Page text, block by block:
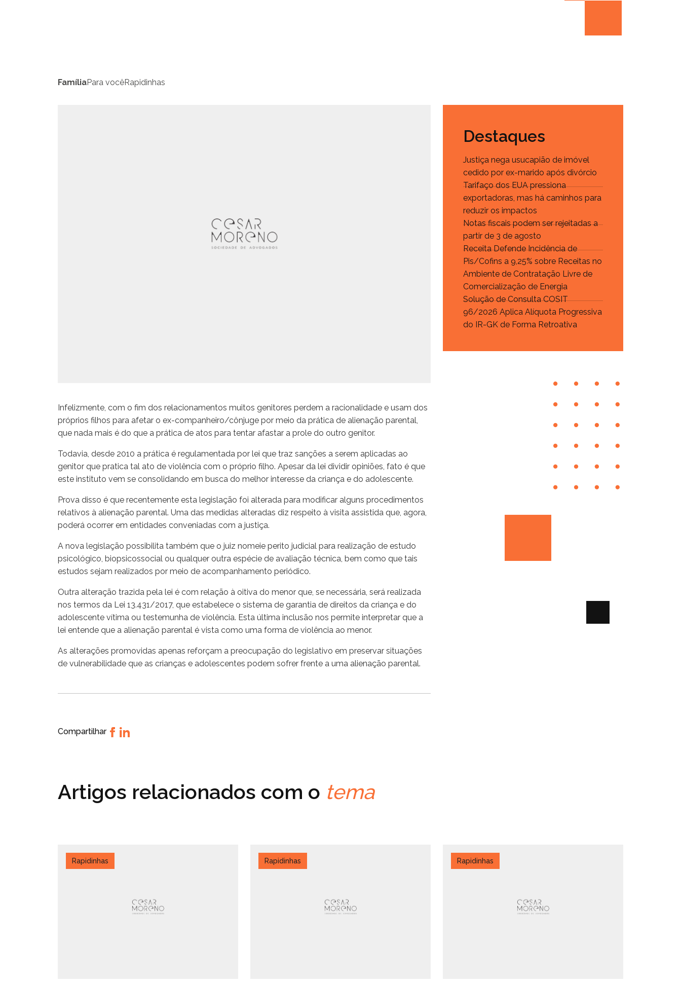
FamíliaPara vocêRapidinhas
Infelizmente, com o fim dos relacionamentos muitos genitores perdem a racionalidade e usam dos
próprios filhos para afetar o ex-companheiro/cônjuge por meio da prática de alienação parental,
que nada mais é do que a prática de atos para tentar afastar a prole do outro genitor.
Todavia, desde 2010 a prática é regulamentada por lei que traz sanções a serem aplicadas ao
genitor que pratica tal ato de violência com o próprio filho. Apesar da lei dividir opiniões, fato é que
este instituto vem se consolidando em busca do melhor interesse da criança e do adolescente.
Prova disso é que recentemente esta legislação foi alterada para modificar alguns procedimentos
relativos à alienação parental. Uma das medidas alteradas diz respeito à visita assistida que, agora,
poderá ocorrer em entidades conveniadas com a justiça.
A nova legislação possibilita também que o juiz nomeie perito judicial para realização de estudo
psicológico, biopsicossocial ou qualquer outra espécie de avaliação técnica, bem como que tais
estudos sejam realizados por meio de acompanhamento periódico.
Outra alteração trazida pela lei é com relação à oitiva do menor que, se necessária, será realizada
nos termos da Lei 13.431/2017, que estabelece o sistema de garantia de direitos da criança e do
adolescente vítima ou testemunha de violência. Esta última inclusão nos permite interpretar que a
lei entende que a alienação parental é vista como uma forma de violência ao menor.
As alterações promovidas apenas reforçam a preocupação do legislativo em preservar situações
de vulnerabilidade que as crianças e adolescentes podem sofrer frente a uma alienação parental.
Compartilhar
Destaques
Justiça nega usucapião de imóvel
cedido por ex-marido após divórcio
Tarifaço dos EUA pressiona
exportadoras, mas há caminhos para
reduzir os impactos
Notas fiscais podem ser rejeitadas a
partir de 3 de agosto
Receita Defende Incidência de
Pis/Cofins a 9,25% sobre Receitas no
Ambiente de Contratação Livre de
Comercialização de Energia
Solução de Consulta COSIT
96/2026 Aplica Alíquota Progressiva
do IR-GK de Forma Retroativa
Artigos relacionados com o tema
Rapidinhas Rapidinhas Rapidinhas